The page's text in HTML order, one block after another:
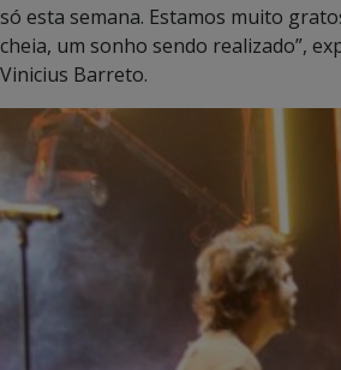
só esta semana. Estamos muito
cheia, um sonho sendo realizado”,
Vinicius Barreto.